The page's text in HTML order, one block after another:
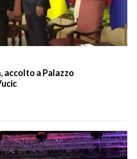
accolto a Palazzo